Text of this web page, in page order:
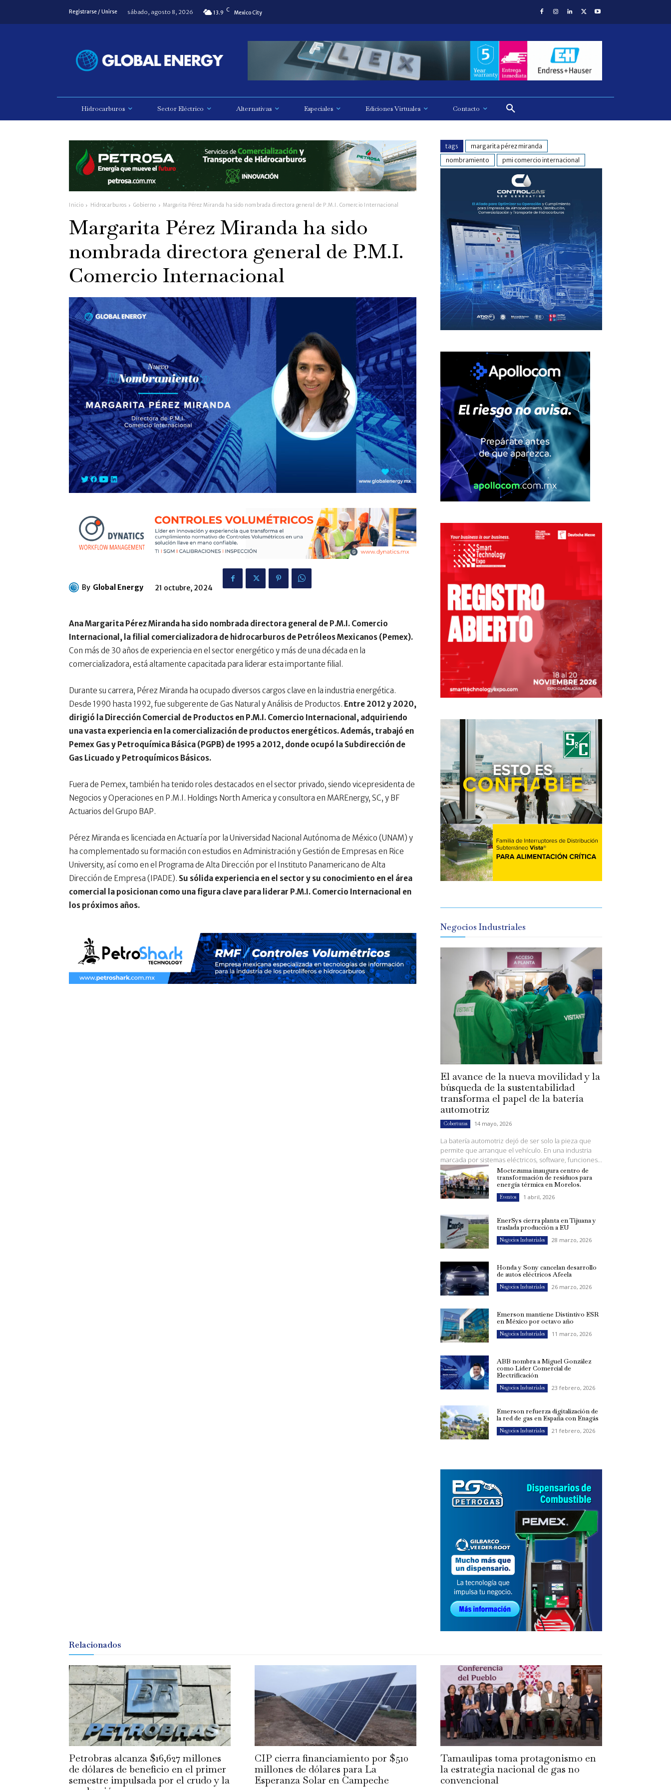
Registrarse / Unirse sábado, agosto 8, 2026 13.9 C Mexico City
Hidrocarburos Sector Eléctrico Alternativas Especiales Ediciones Virtuales Contacto
Inicio Hidrocarburos Gobierno Margarita Pérez Miranda ha sido nombrada directora general de P.M.I. Comercio Internacional
Margarita Pérez Miranda ha sido
nombrada directora general de P.M.I.
Comercio Internacional
By Global Energy 21 octubre, 2024
Ana Margarita Pérez Miranda ha sido nombrada directora general de P.M.I. Comercio
Internacional, la filial comercializadora de hidrocarburos de Petróleos Mexicanos (Pemex).
Con más de 30 años de experiencia en el sector energético y más de una década en la
comercializadora, está altamente capacitada para liderar esta importante filial.
Durante su carrera, Pérez Miranda ha ocupado diversos cargos clave en la industria energética.
Desde 1990 hasta 1992, fue subgerente de Gas Natural y Análisis de Productos. Entre 2012 y 2020,
dirigió la Dirección Comercial de Productos en P.M.I. Comercio Internacional, adquiriendo
una vasta experiencia en la comercialización de productos energéticos. Además, trabajó en
Pemex Gas y Petroquímica Básica (PGPB) de 1995 a 2012, donde ocupó la Subdirección de
Gas Licuado y Petroquímicos Básicos.
Fuera de Pemex, también ha tenido roles destacados en el sector privado, siendo vicepresidenta de
Negocios y Operaciones en P.M.I. Holdings North America y consultora en MAREnergy, SC, y BF
Actuarios del Grupo BAP.
Pérez Miranda es licenciada en Actuaría por la Universidad Nacional Autónoma de México (UNAM) y
ha complementado su formación con estudios en Administración y Gestión de Empresas en Rice
University, así como en el Programa de Alta Dirección por el Instituto Panamericano de Alta
Dirección de Empresa (IPADE). Su sólida experiencia en el sector y su conocimiento en el área
comercial la posicionan como una figura clave para liderar P.M.I. Comercio Internacional en
los próximos años.
tags
margarita pérez miranda
nombramiento
pmi comercio internacional
Negocios Industriales
El avance de la nueva movilidad y la
búsqueda de la sustentabilidad
transforma el papel de la batería
automotriz
Coberturas 14 mayo, 2026
La batería automotriz dejó de ser solo la pieza que
permite que arranque el vehículo. En una industria
marcada por sistemas eléctricos, software, funciones...
Moctezuma inaugura centro de
transformación de residuos para
energía térmica en Morelos.
Eventos 1 abril, 2026
EnerSys cierra planta en Tijuana y
traslada producción a EU
Negocios Industriales 28 marzo, 2026
Honda y Sony cancelan desarrollo
de autos eléctricos Afeela
Negocios Industriales 26 marzo, 2026
Emerson mantiene Distintivo ESR
en México por octavo año
Negocios Industriales 11 marzo, 2026
ABB nombra a Miguel González
como Líder Comercial de
Electrificación
Negocios Industriales 23 febrero, 2026
Emerson refuerza digitalización de
la red de gas en España con Enagás
Negocios Industriales 21 febrero, 2026
Relacionados
Petrobras alcanza $16,627 millones
de dólares de beneficio en el primer
semestre impulsada por el crudo y la
CIP cierra financiamiento por $510
millones de dólares para La
Esperanza Solar en Campeche
Tamaulipas toma protagonismo en
la estrategia nacional de gas no
convencional